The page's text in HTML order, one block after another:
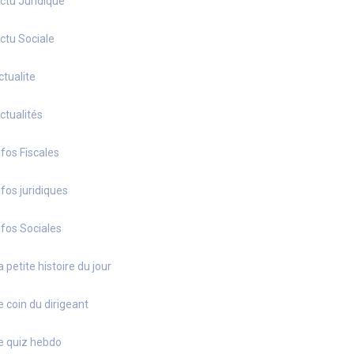
Sociale
Fiscales
juridiques
Sociales
petite histoire du jour
coin du dirigeant
quiz hebdo